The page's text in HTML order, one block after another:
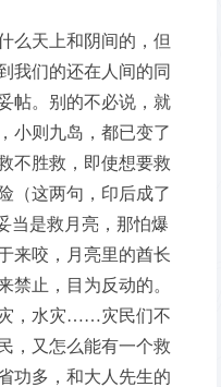
么天上和阴间的，但
我们的还在人间的同
帖。别的不必说，就
小则九岛，都已变了
不胜救，即使想要救
（这两句，印后成了
当是救月亮，那怕爆
来咬，月亮里的酋长
禁止，目为反动的。
，水灾……灾民们不
，又怎么能有一个救
功多，和大人先生的